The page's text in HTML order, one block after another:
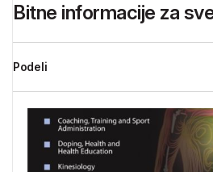
Bitne informacije za
Podeli